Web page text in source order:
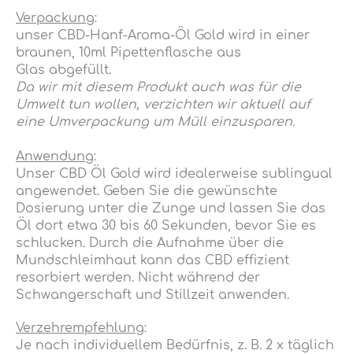
Verpackung:
unser CBD-Hanf-Aroma-Öl Gold wird in einer
braunen, 10ml Pipettenflasche aus
Glas abgefüllt.
Da wir mit diesem Produkt auch was für die
Umwelt tun wollen, verzichten wir aktuell auf
eine Umverpackung um Müll einzusparen.
Anwendung:
Unser CBD Öl Gold wird idealerweise sublingual
angewendet. Geben Sie die gewünschte
Dosierung unter die Zunge und lassen Sie das
Öl dort etwa 30 bis 60 Sekunden, bevor Sie es
schlucken. Durch die Aufnahme über die
Mundschleimhaut kann das CBD effizient
resorbiert werden. Nicht während der
Schwangerschaft und Stillzeit anwenden.
Verzehrempfehlung:
Je nach individuellem Bedürfnis, z. B. 2 x täglich